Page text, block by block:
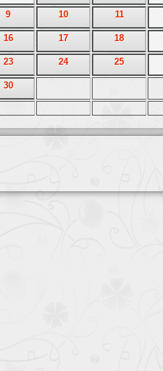
9 10 11
16 17 18
23 24 25
30